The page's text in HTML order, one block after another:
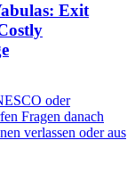
Exit
oder
Fragen danach
verlassen oder aus